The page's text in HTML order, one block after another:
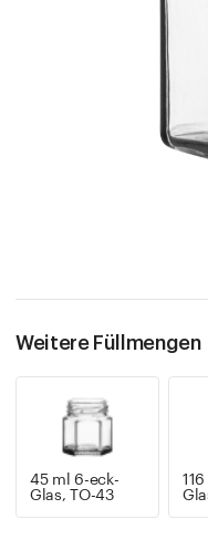
Weitere Füllmengen
45 ml 6-eck-
Glas, TO-43